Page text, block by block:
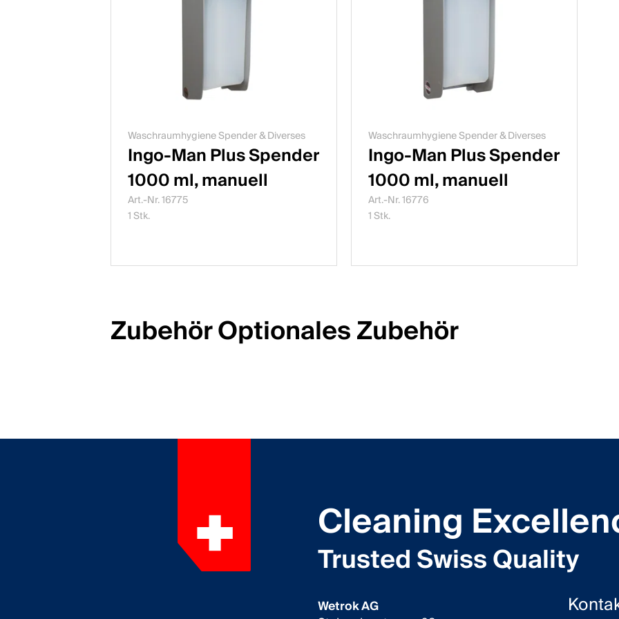
Waschraumhygiene Spender & Diverses
Ingo-Man Plus Spender
1000 ml, manuell
Art.-Nr. 16775
1 Stk.
Waschraumhygiene Spender & Diverses
Ingo-Man Plus Spender
1000 ml, manuell
Art.-Nr. 16776
1 Stk.
Zubehör Optionales Zubehör
Cleaning
Trusted Swiss Quality
Wetrok AG